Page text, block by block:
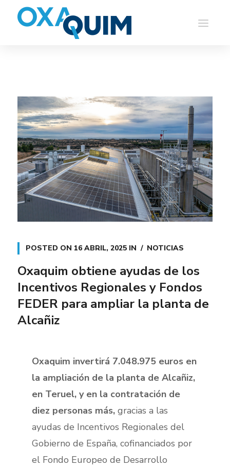
POSTED ON 16 ABRIL, 2025IN NOTICIAS
Oxaquim obtiene ayudas de los
Incentivos Regionales y Fondos
FEDER para ampliar la planta de
Alcañiz
Oxaquim invertirá 7.048.975 euros en
la ampliación de la planta de Alcañiz,
en Teruel, y en la contratación de
diez personas más, gracias a las
ayudas de Incentivos Regionales del
Gobierno de España, cofinanciados por
el Fondo Europeo de Desarrollo